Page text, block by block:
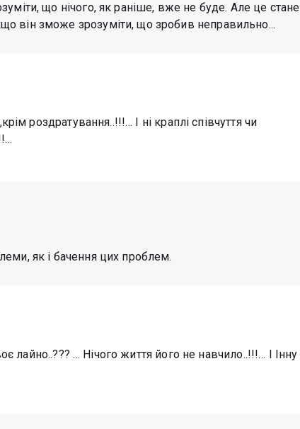
що нічого, як раніше, вже не буде. Але це стане
він зможе зрозуміти, що зробив неправильно...
роздратування..!!!… І ні краплі співчуття чи
як і бачення цих проблем.
лайно..??? … Нічого життя його не навчило..!!!… І Інну